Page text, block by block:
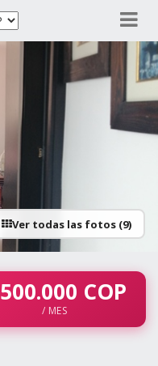
Ver todas las fotos (9)
500.000 COP
/ MES